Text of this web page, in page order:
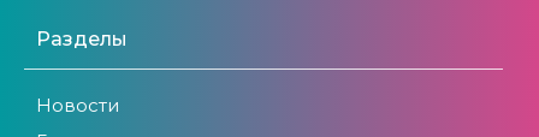
Разделы
Новости